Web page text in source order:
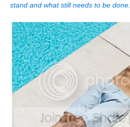
stand and what still needs to be done.